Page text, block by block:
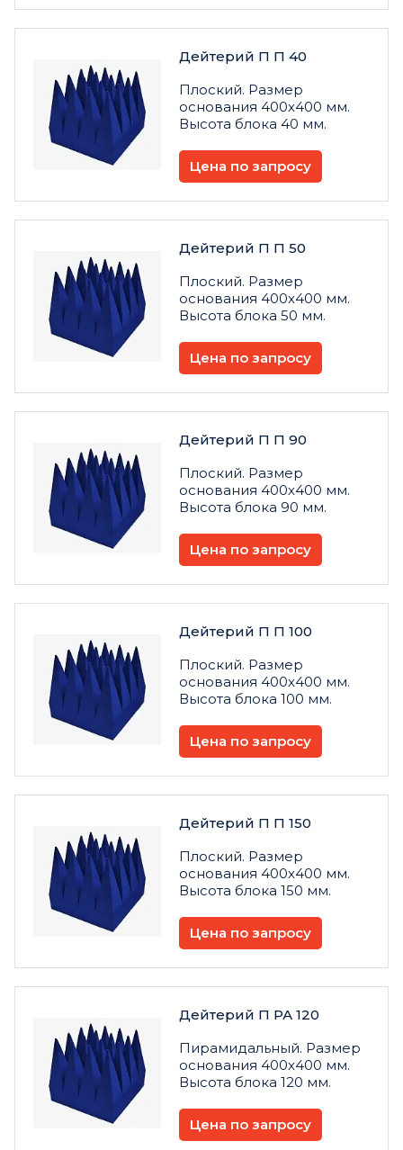
Дейтерий П П 40
Плоский. Размер
основания 400х400 мм.
Высота блока 40 мм.
Цена по запросу
Дейтерий П П 50
Плоский. Размер
основания 400х400 мм.
Высота блока 50 мм.
Цена по запросу
Дейтерий П П 90
Плоский. Размер
основания 400х400 мм.
Высота блока 90 мм.
Цена по запросу
Дейтерий П П 100
Плоский. Размер
основания 400х400 мм.
Высота блока 100 мм.
Цена по запросу
Дейтерий П П 150
Плоский. Размер
основания 400х400 мм.
Высота блока 150 мм.
Цена по запросу
Дейтерий П РА 120
Пирамидальный. Размер
основания 400х400 мм.
Высота блока 120 мм.
Цена по запросу